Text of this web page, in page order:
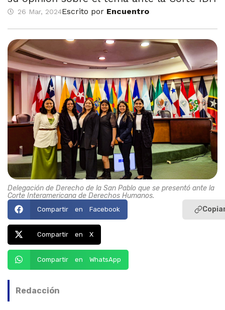
26 Mar, 2024Escrito por Encuentro
Delegación de Derecho de la San Pablo que se presentó ante la
Corte Interamericana de Derechos Humanos.
Compartir en Facebook
Compartir en X
Compartir en WhatsApp
Redacción